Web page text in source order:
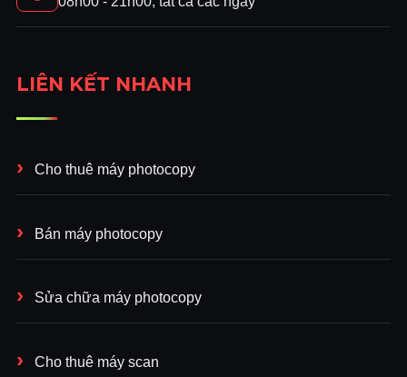
LIÊN KẾT NHANH
Cho thuê máy photocopy
Bán máy photocopy
Sửa chữa máy photocopy
Cho thuê máy scan